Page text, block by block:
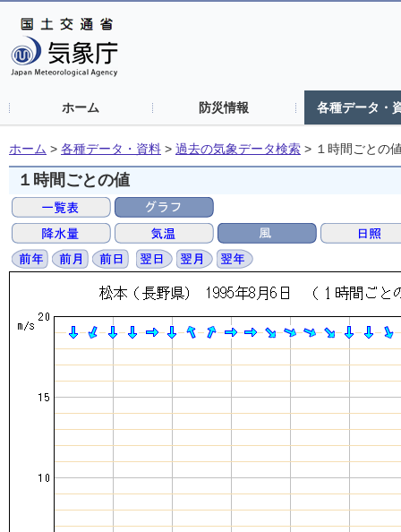
ホーム 防災情報 各種データ・
ホーム > 各種データ・資料 > 過去の気象データ検索 > １時間ごとの
１時間ごとの値